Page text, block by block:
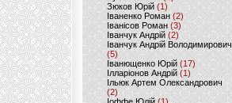
Зюков Юрій (1)
Іваненко Роман (2)
Іванісов Роман (3)
Іванчук Андрій(2)
Іванчук Андрій Володимирович
(5)
Іванющенко Юрій (17)
Ілларіонов Андрій (1)
Ільюк Артем Олександрович
(2)